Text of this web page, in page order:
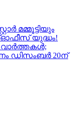
മമ്മൂട്ടിയും
യുദ്ധം!
വാർത്തകൾ;
ഡിസംബർ 20ന്